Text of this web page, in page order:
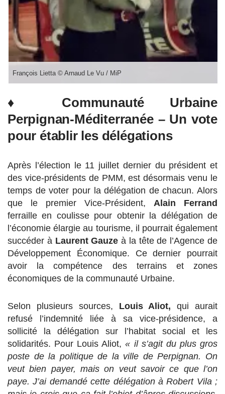
François Lietta © Arnaud Le Vu / MiP
♦ Communauté Urbaine
Perpignan-Méditerranée – Un vote
pour établir les délégations
Après l’élection le 11 juillet dernier du président et
des vice-présidents de PMM, est désormais venu le
temps de voter pour la délégation de chacun. Alors
que le premier Vice-Président, Alain Ferrand
ferraille en coulisse pour obtenir la délégation de
l’économie élargie au tourisme, il pourrait également
succéder à Laurent Gauze à la tête de l’Agence de
Développement Économique. Ce dernier pourrait
avoir la compétence des terrains et zones
économiques de la communauté Urbaine.
Selon plusieurs sources, Louis Aliot, qui aurait
refusé l’indemnité liée à sa vice-présidence, a
sollicité la délégation sur l’habitat social et les
solidarités. Pour Louis Aliot,« il s’agit du plus gros
poste de la politique de la ville de Perpignan. On
veut bien payer, mais on veut savoir ce que l’on
paye. J’ai demandé cette délégation à Robert Vila ;